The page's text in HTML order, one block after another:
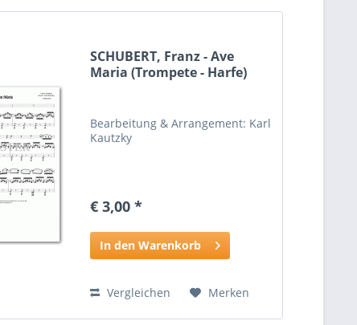
SCHUBERT, Franz - Ave
Maria (Trompete - Harfe)
Bearbeitung & Arrangement: Karl
Kautzky
€ 3,00 *
In den Warenkorb
Vergleichen Merken